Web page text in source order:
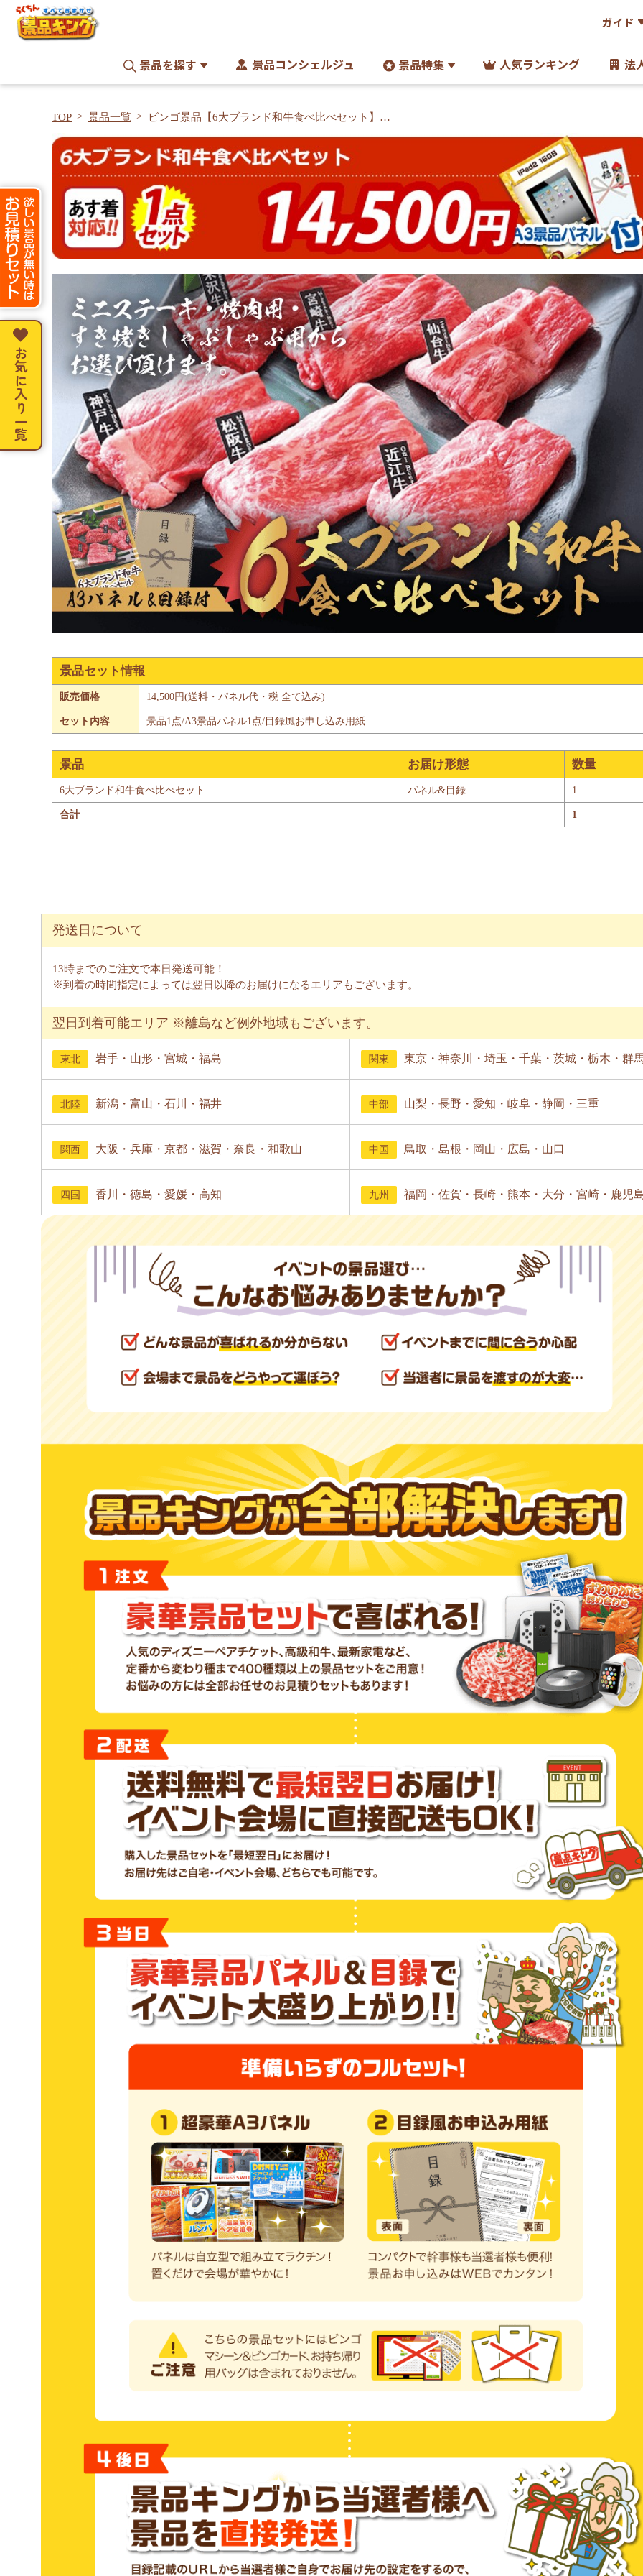
ガイド
景品を探す 景品コンシェルジュ 景品特集 人気ランキング 法
TOP 景品一覧
ビンゴ景品【6大ブランド和牛食べ比べセット】A3
パネル・目録付き<送料無料>
景品セット情報
販売価格 14,500円(送料・パネル代・税 全て込み)
セット内容 景品1点/A3景品パネル1点/目録風お申し込み用紙
景品 お届け形態 数量
6大ブランド和牛食べ比べセット パネル&目録 1
合計 1
発送日について
13時までのご注文で本日発送可能！
※到着の時間指定によっては翌日以降のお届けになるエリアもございます。
翌日到着可能エリア ※離島など例外地域もございます。
東北 岩手・山形・宮城・福島
北陸 新潟・富山・石川・福井
関西 大阪・兵庫・京都・滋賀・奈良・和歌山
四国 香川・徳島・愛媛・高知
関東 東京・神奈川・埼玉・千葉・茨城・栃木・群
中部 山梨・長野・愛知・岐阜・静岡・三重
中国 鳥取・島根・岡山・広島・山口
九州 福岡・佐賀・長崎・熊本・大分・宮崎・鹿児
お気に入り一覧